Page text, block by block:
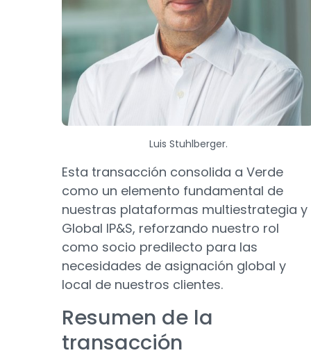
Luis Stuhlberger.
Esta transacción consolida a Verde
como un elemento fundamental de
nuestras plataformas multiestrategia y
Global IP&S, reforzando nuestro rol
como socio predilecto para las
necesidades de asignación global y
local de nuestros clientes.
Resumen de la
transacción